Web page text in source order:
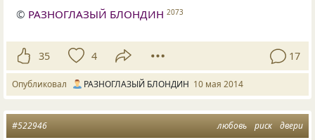
© РАЗНОГЛАЗЫЙ БЛОНДИН 2073
35 4 17
Опубликовал РАЗНОГЛАЗЫЙ БЛОНДИН 10 мая 2014
любовь риск двери
#522946